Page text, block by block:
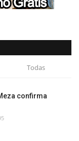
Todas
confirma